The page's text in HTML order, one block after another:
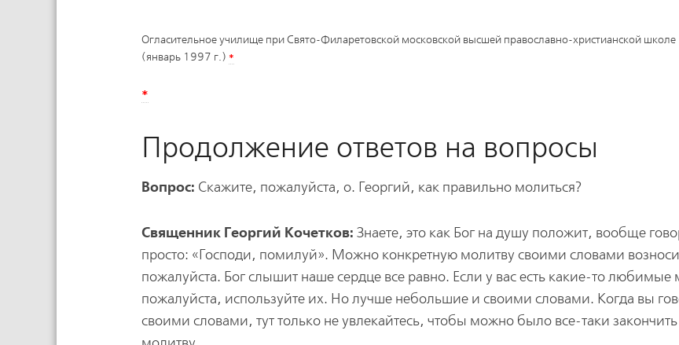
Огласительное училище при Свято-Филаретовской московской высшей православно-христианской школе
(январь 1997 г.) *
*
Продолжение ответов на вопросы
Вопрос: Скажите, пожалуйста, о. Георгий, как правильно молиться?
Священник Георгий Кочетков: Знаете, это как Бог на душу положит, вообще
просто: «Господи, помилуй». Можно конкретную молитву своими словами
пожалуйста. Бог слышит наше сердце все равно. Если у вас есть какие-то любимые
пожалуйста, используйте их. Но лучше небольшие и своими словами. Когда вы
своими словами, тут только не увлекайтесь, чтобы можно было все-таки